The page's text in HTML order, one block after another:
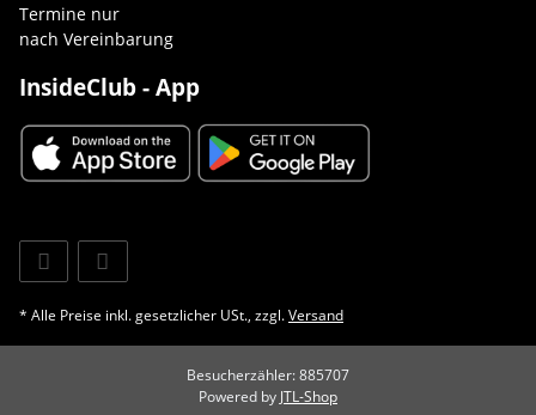
Termine nur
nach Vereinbarung
InsideClub - App
* Alle Preise inkl. gesetzlicher USt., zzgl.Versand
Besucherzähler: 885707
Powered by JTL-Shop